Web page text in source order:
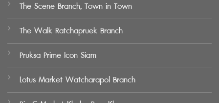
The Scene Branch, Town in Town
The Walk Ratchapruek Branch
Pruksa Prime Icon Siam
Lotus Market Watcharapol Branch